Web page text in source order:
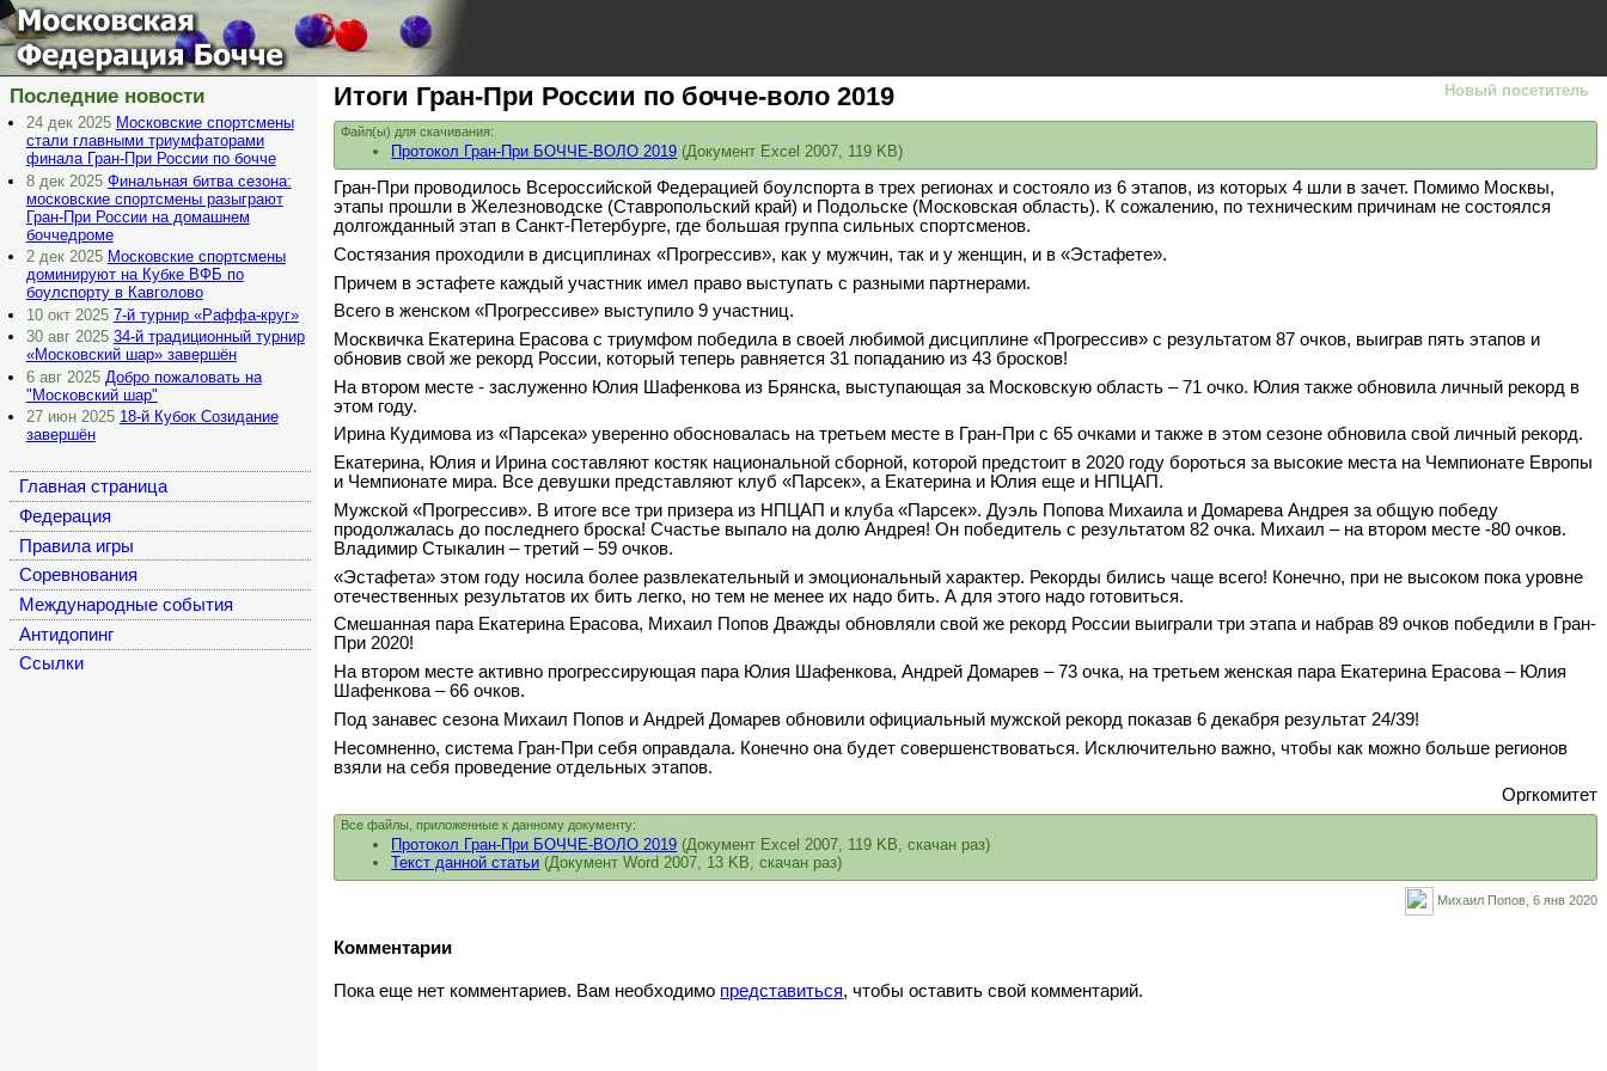
Московская
Федерация Бочче
Новый посетитель
Итоги Гран-При России по бочче-воло 2019
Файл(ы) для скачивания:
Протокол Гран-При БОЧЧЕ-ВОЛО 2019 (Документ Excel 2007, 119 KB)
Гран-При проводилось Всероссийской Федерацией боулспорта в трех регионах и состояло из 6 этапов, из которых 4 шли в зачет. Помимо Москвы,
этапы прошли в Железноводске (Ставропольский край) и Подольске (Московская область). К сожалению, по техническим причинам не состоялся
долгожданный этап в Санкт-Петербурге, где большая группа сильных спортсменов.
Состязания проходили в дисциплинах «Прогрессив», как у мужчин, так и у женщин, и в «Эстафете».
Причем в эстафете каждый участник имел право выступать с разными партнерами.
Всего в женском «Прогрессиве» выступило 9 участниц.
Москвичка Екатерина Ерасова с триумфом победила в своей любимой дисциплине «Прогрессив» с результатом 87 очков, выиграв пять этапов и
обновив свой же рекорд России, который теперь равняется 31 попаданию из 43 бросков!
На втором месте - заслуженно Юлия Шафенкова из Брянска, выступающая за Московскую область – 71 очко. Юлия также обновила личный рекорд в
этом году.
Ирина Кудимова из «Парсека» уверенно обосновалась на третьем месте в Гран-При с 65 очками и также в этом сезоне обновила свой личный рекорд.
Екатерина, Юлия и Ирина составляют костяк национальной сборной, которой предстоит в 2020 году бороться за высокие места на Чемпионате Европы
и Чемпионате мира. Все девушки представляют клуб «Парсек», а Екатерина и Юлия еще и НПЦАП.
Мужской «Прогрессив». В итоге все три призера из НПЦАП и клуба «Парсек». Дуэль Попова Михаила и Домарева Андрея за общую победу
продолжалась до последнего броска! Счастье выпало на долю Андрея! Он победитель с результатом 82 очка. Михаил – на втором месте -80 очков.
Владимир Стыкалин – третий – 59 очков.
«Эстафета» этом году носила более развлекательный и эмоциональный характер. Рекорды бились чаще всего! Конечно, при не высоком пока уровне
отечественных результатов их бить легко, но тем не менее их надо бить. А для этого надо готовиться.
Смешанная пара Екатерина Ерасова, Михаил Попов Дважды обновляли свой же рекорд России выиграли три этапа и набрав 89 очков победили в Гран-
При 2020!
На втором месте активно прогрессирующая пара Юлия Шафенкова, Андрей Домарев – 73 очка, на третьем женская пара Екатерина Ерасова – Юлия
Шафенкова – 66 очков.
Под занавес сезона Михаил Попов и Андрей Домарев обновили официальный мужской рекорд показав 6 декабря результат 24/39!
Несомненно, система Гран-При себя оправдала. Конечно она будет совершенствоваться. Исключительно важно, чтобы как можно больше регионов
взяли на себя проведение отдельных этапов.
Оргкомитет
Все файлы, приложенные к данному документу:
Протокол Гран-При БОЧЧЕ-ВОЛО 2019 (Документ Excel 2007, 119 KB, скачан раз)
Текст данной статьи (Документ Word 2007, 13 KB, скачан раз)
Михаил Попов,6 янв 2020
Комментарии
Пока еще нет комментариев. Вам необходимо представиться, чтобы оставить свой комментарий.
Последние новости
24 дек 2025 Московские спортсмены
стали главными триумфаторами
финала Гран-При России по бочче
8 дек 2025 Финальная битва сезона:
московские спортсмены разыграют
Гран-При России на домашнем
боччедроме
2 дек 2025 Московские спортсмены
доминируют на Кубке ВФБ по
боулспорту в Кавголово
10 окт 2025 7-й турнир «Раффа-круг»
30 авг 2025 34-й традиционный турнир
«Московский шар» завершён
6 авг 2025 Добро пожаловать на
"Московский шар"
27 июн 2025 18-й Кубок Созидание
завершён
Главная страница
Федерация
Правила игры
Соревнования
Международные события
Антидопинг
Cсылки